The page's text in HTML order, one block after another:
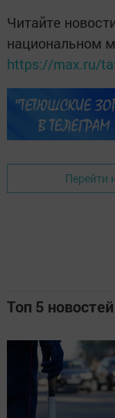
Читайте
национальном
https://max.ru/
Перейти
Топ 5 новостей